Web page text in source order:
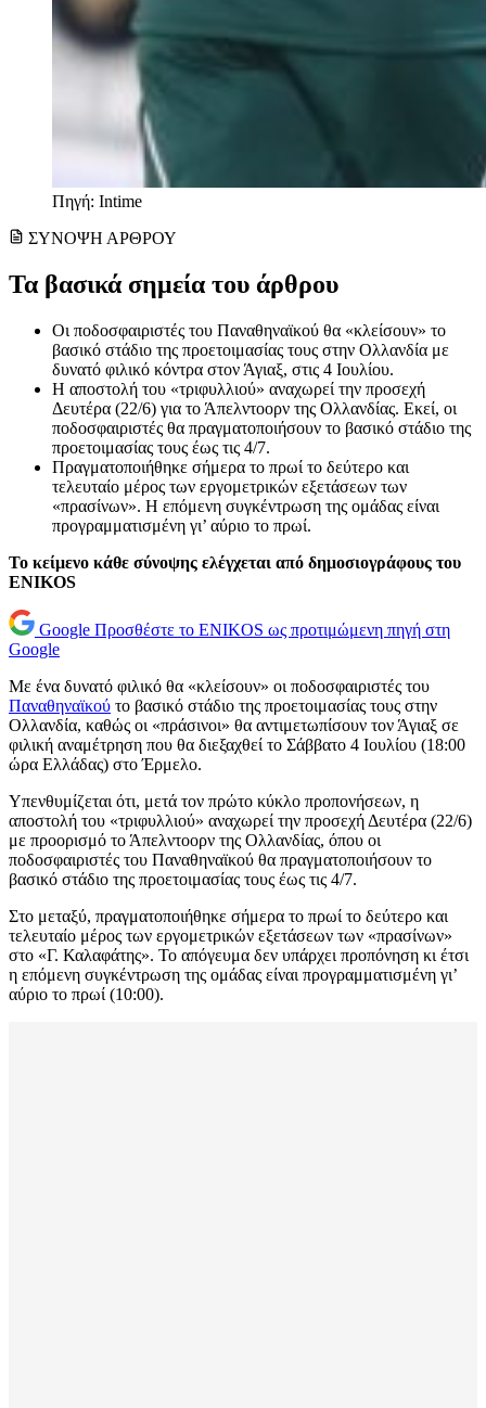
Πηγή: Intime
ΣΥΝΟΨΗ ΑΡΘΡΟΥ
Τα βασικά σημεία του άρθρου
Οι ποδοσφαιριστές του Παναθηναϊκού θα «κλείσουν» το
βασικό στάδιο της προετοιμασίας τους στην Ολλανδία με
δυνατό φιλικό κόντρα στον Άγιαξ, στις 4 Ιουλίου.
Η αποστολή του «τριφυλλιού» αναχωρεί την προσεχή
Δευτέρα (22/6) για το Άπελντοορν της Ολλανδίας. Εκεί, οι
ποδοσφαιριστές θα πραγματοποιήσουν το βασικό στάδιο της
προετοιμασίας τους έως τις 4/7.
Πραγματοποιήθηκε σήμερα το πρωί το δεύτερο και
τελευταίο μέρος των εργομετρικών εξετάσεων των
«πρασίνων». Η επόμενη συγκέντρωση της ομάδας είναι
προγραμματισμένη γι’ αύριο το πρωί.
Το κείμενο κάθε σύνοψης ελέγχεται από δημοσιογράφους του
ENIKOS
Google Προσθέστε το ENIKOS ως προτιμώμενη πηγή στη
Google
Με ένα δυνατό φιλικό θα «κλείσουν» οι ποδοσφαιριστές του
Παναθηναϊκού το βασικό στάδιο της προετοιμασίας τους στην
Ολλανδία, καθώς οι «πράσινοι» θα αντιμετωπίσουν τον Άγιαξ σε
φιλική αναμέτρηση που θα διεξαχθεί το Σάββατο 4 Ιουλίου (18:00
ώρα Ελλάδας) στο Έρμελο.
Υπενθυμίζεται ότι, μετά τον πρώτο κύκλο προπονήσεων, η
αποστολή του «τριφυλλιού» αναχωρεί την προσεχή Δευτέρα (22/6)
με προορισμό το Άπελντοορν της Ολλανδίας, όπου οι
ποδοσφαιριστές του Παναθηναϊκού θα πραγματοποιήσουν το
βασικό στάδιο της προετοιμασίας τους έως τις 4/7.
Στο μεταξύ, πραγματοποιήθηκε σήμερα το πρωί το δεύτερο και
τελευταίο μέρος των εργομετρικών εξετάσεων των «πρασίνων»
στο «Γ. Καλαφάτης». Το απόγευμα δεν υπάρχει προπόνηση κι έτσι
η επόμενη συγκέντρωση της ομάδας είναι προγραμματισμένη γι’
αύριο το πρωί (10:00).